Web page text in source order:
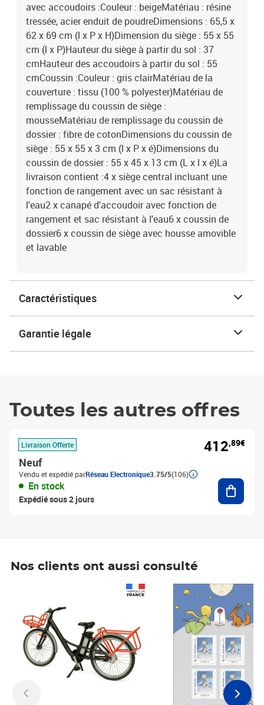
avec accoudoirs :Couleur : beigeMatériau : résine
tressée, acier enduit de poudreDimensions : 65,5 x
62 x 69 cm (l x P x H)Dimension du siège : 55 x 55
cm (l x P)Hauteur du siège à partir du sol : 37
cmHauteur des accoudoirs à partir du sol : 55
cmCoussin :Couleur : gris clairMatériau de la
couverture : tissu (100 % polyester)Matériau de
remplissage du coussin de siège :
mousseMatériau de remplissage du coussin de
dossier : fibre de cotonDimensions du coussin de
siège : 55 x 55 x 3 cm (l x P x é)Dimensions du
coussin de dossier : 55 x 45 x 13 cm (L x l x é)La
livraison contient :4 x siège central incluant une
fonction de rangement avec un sac résistant à
l'eau2 x canapé d'accoudoir avec fonction de
rangement et sac résistant à l'eau6 x coussin de
dossier6 x coussin de siège avec housse amovible
et lavable
Caractéristiques
Garantie légale
Toutes les autres offres
Livraison Offerte
Neuf
Vendu et expédié parRéseau Electronique3.75/5(106)
En stock
Expédié sous 2 jours
412,89€
Nos clients ont aussi consulté
Prix 7,50€